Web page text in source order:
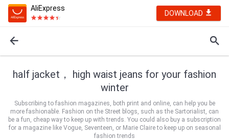
AliExpress
DOWNLOAD
half jacket， high waist jeans for your fashion
winter
Subscribing to fashion magazines, both print and online, can help you be
more fashionable. Fashion on the Street blogs, such as the Sartorialist, can
be a fun, cheap way to keep up with trends. You could also buy a subscription
for a magazine like Vogue, Seventeen, or Marie Claire to keep up on seasonal
fashion trends